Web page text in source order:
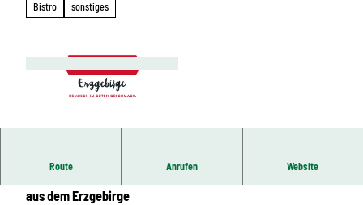
Bistro sonstiges
Route Anrufen Website
aus dem Erzgebirge